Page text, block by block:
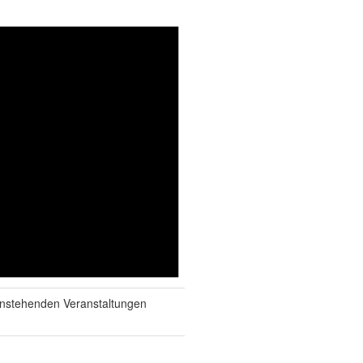
Veranstaltungen